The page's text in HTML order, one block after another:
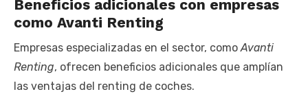
Beneficios adicionales con empresas
como Avanti Renting
Empresas especializadas en el sector, comoAvanti
Renting, ofrecen beneficios adicionales que amplían
las ventajas del renting de coches.